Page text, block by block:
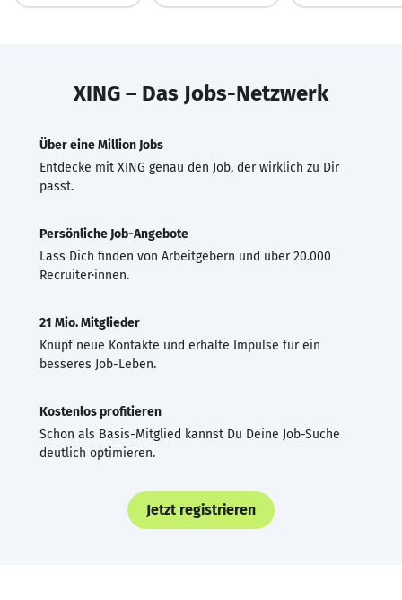
XING – Das Jobs-Netzwerk
Über eine Million Jobs
Entdecke mit XING genau den Job, der wirklich zu Dir
passt.
Persönliche Job-Angebote
Lass Dich finden von Arbeitgebern und über 20.000
Recruiter·innen.
21 Mio. Mitglieder
Knüpf neue Kontakte und erhalte Impulse für ein
besseres Job-Leben.
Kostenlos profitieren
Schon als Basis-Mitglied kannst Du Deine Job-Suche
deutlich optimieren.
Jetzt registrieren